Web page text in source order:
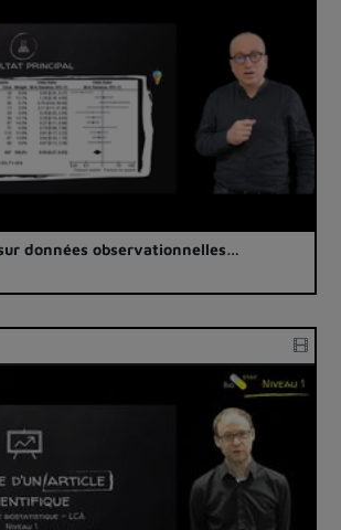
données observationnelles…